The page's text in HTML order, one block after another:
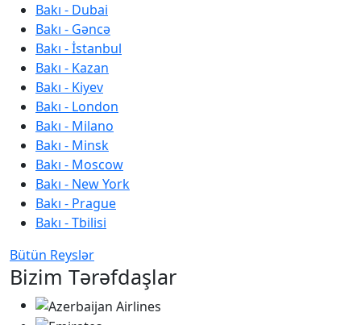
Bakı - Dubai
Bakı - Gəncə
Bakı - İstanbul
Bakı - Kazan
Bakı - Kiyev
Bakı - London
Bakı - Milano
Bakı - Minsk
Bakı - Moscow
Bakı - New York
Bakı - Prague
Bakı - Tbilisi
Bütün Reyslər
Bizim Tərəfdaşlar